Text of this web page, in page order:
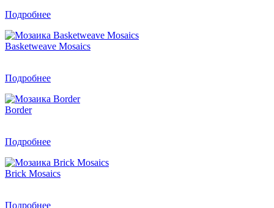
Подробнее
Basketweave Mosaics
Подробнее
Border
Подробнее
Brick Mosaics
Подробнее